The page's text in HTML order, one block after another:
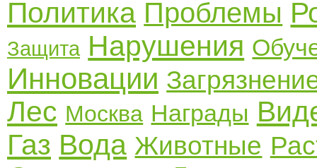
Политика Проблемы
Защита Нарушения
Инновации
Лес Москва Награды
Газ Вода Животные